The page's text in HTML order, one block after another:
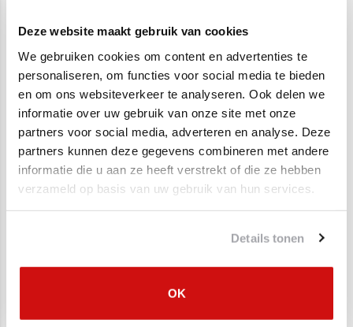
Deze website maakt gebruik van cookies
We gebruiken cookies om content en advertenties te
personaliseren, om functies voor social media te bieden
en om ons websiteverkeer te analyseren. Ook delen we
informatie over uw gebruik van onze site met onze
partners voor social media, adverteren en analyse. Deze
partners kunnen deze gegevens combineren met andere
informatie die u aan ze heeft verstrekt of die ze hebben
verzameld op basis van uw gebruik van hun services.
Details tonen
OK
SALE SALE
Chevrolet Matiz 1.0